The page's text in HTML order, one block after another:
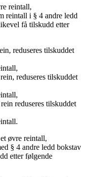
reintall,
reintall i § 4 andre ledd
få tilskudd etter
reduseres tilskuddet
reduseres tilskuddet
reduseres tilskuddet
øvre reintall,
§ 4 andre ledd bokstav
etter følgende